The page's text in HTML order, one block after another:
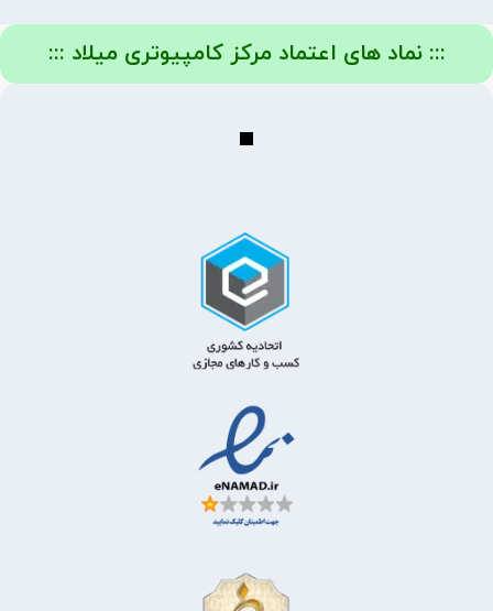
::: نماد های اعتماد مرکز کامپیوتری میلاد :::